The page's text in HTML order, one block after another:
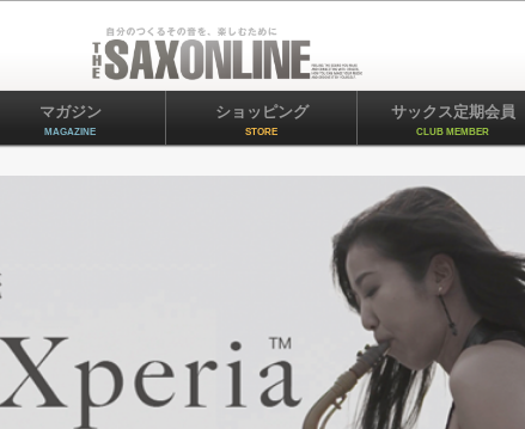
マガジン
MAGAZINE
ショッピング
STORE
サックス定期会員
CLUB MEMBER